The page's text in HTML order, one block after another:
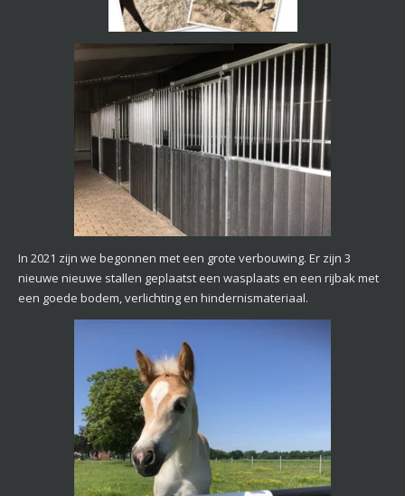
In 2021 zijn we begonnen met een grote verbouwing. Er zijn 3
nieuwe nieuwe stallen geplaatst een wasplaats en een rijbak met
een goede bodem, verlichting en hindernismateriaal.